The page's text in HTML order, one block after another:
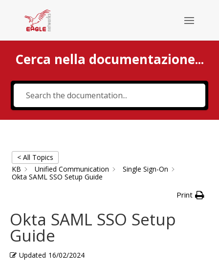
Cerca nella documentazione...
< All Topics
KB
Unified Communication
Single Sign-On
Okta SAML SSO Setup Guide
Print
Okta SAML SSO Setup
Guide
Updated 16/02/2024